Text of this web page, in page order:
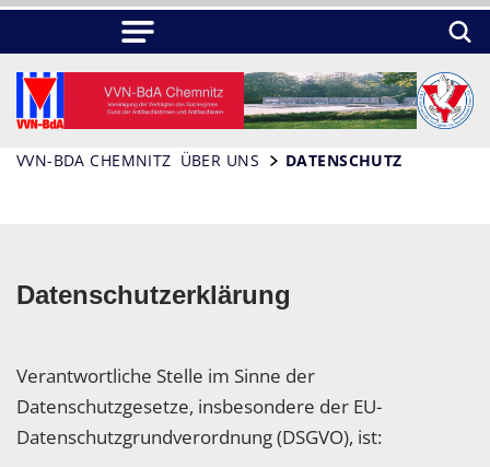
VVN-BDA CHEMNITZ ÜBER UNS DATENSCHUTZ
Datenschutzerklärung
Verantwortliche Stelle im Sinne der
Datenschutzgesetze, insbesondere der EU-
Datenschutzgrundverordnung (DSGVO), ist: